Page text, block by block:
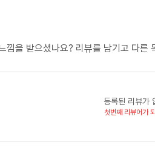
낌을 받으셨나요? 리뷰를 남기고 다른
등록된 리뷰가
첫번째 리뷰어가